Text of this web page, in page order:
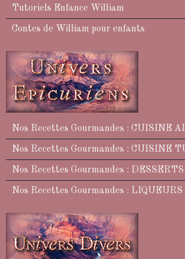
Tutoriels Enfance William
Contes de William pour enfants
Nos Recettes Gourmandes : CUISINE
Nos Recettes Gourmandes : CUISINE
Nos Recettes Gourmandes : DESSERTS
Nos Recettes Gourmandes : LIQUEURS